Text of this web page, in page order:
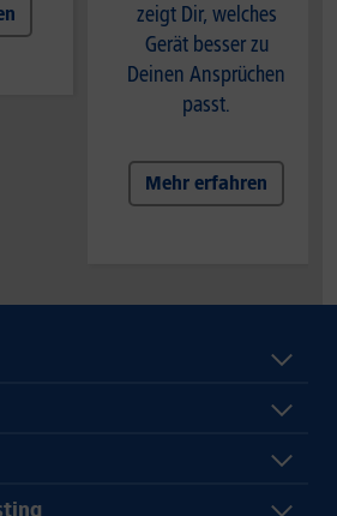
zeigt Dir, welches
Gerät besser zu
Deinen Ansprüchen
passt.
Mehr erfahren